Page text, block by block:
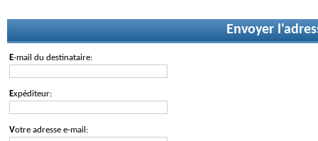
Envoyer
E-mail du destinataire:
Expéditeur:
Votre adresse e-mail: